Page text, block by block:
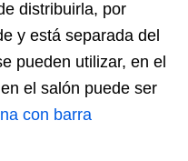
distribuirla, por
y está separada del
pueden utilizar, en el
el salón puede ser
con barra